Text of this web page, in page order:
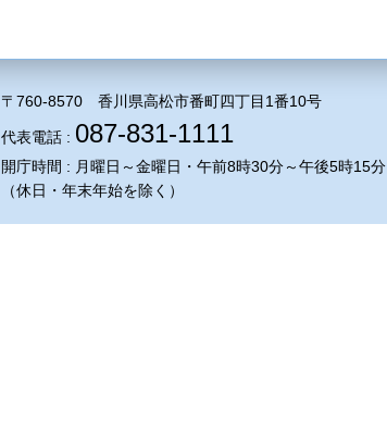
〒760-8570 香川県高松市番町四丁目1番10号
代表電話 : 087-831-1111
開庁時間 : 月曜日～金曜日・午前8時30分～午後5時15分
（休日・年末年始を除く）